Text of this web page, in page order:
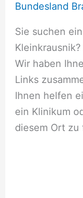
Bundesland
Sie suchen
Wir haben
Links
Ihnen helfen
ein Klinikum
diesem Ort zu